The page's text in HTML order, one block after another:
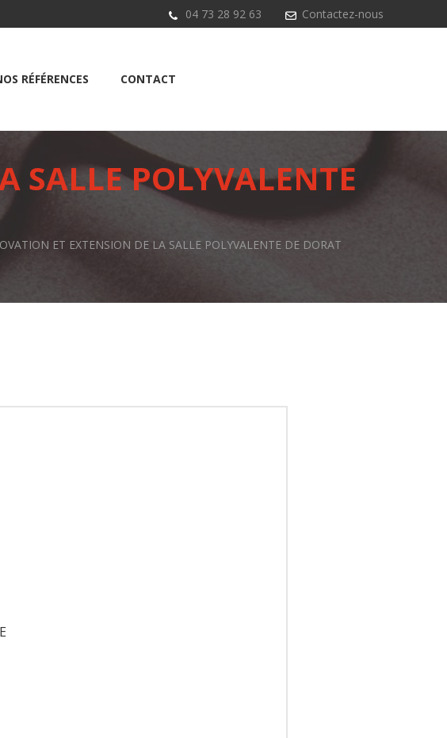
04 73 28 92 63 Contactez-nous
RÉFÉRENCES CONTACT
SALLE POLYVALENTE
ET EXTENSION DE LA SALLE POLYVALENTE DE DORAT